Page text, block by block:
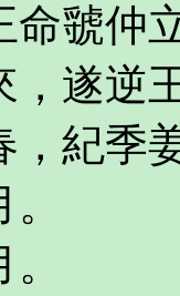
命虢仲
，遂逆
，紀季